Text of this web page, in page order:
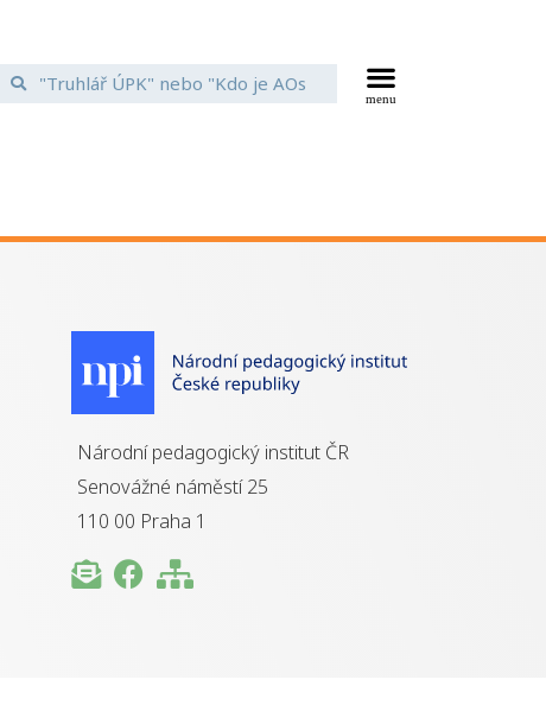
Národní pedagogický institut ČR
Senovážné náměstí 25
110 00 Praha 1